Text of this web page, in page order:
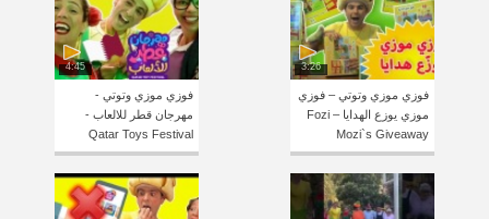
3:26
فوزي موزي وتوتي – فوزي
موزي يوزع الهدايا – Fozi
Mozi`s Giveaway
4:45
فوزي موزي وتوتي -
مهرجان قطر للالعاب -
Qatar Toys Festival